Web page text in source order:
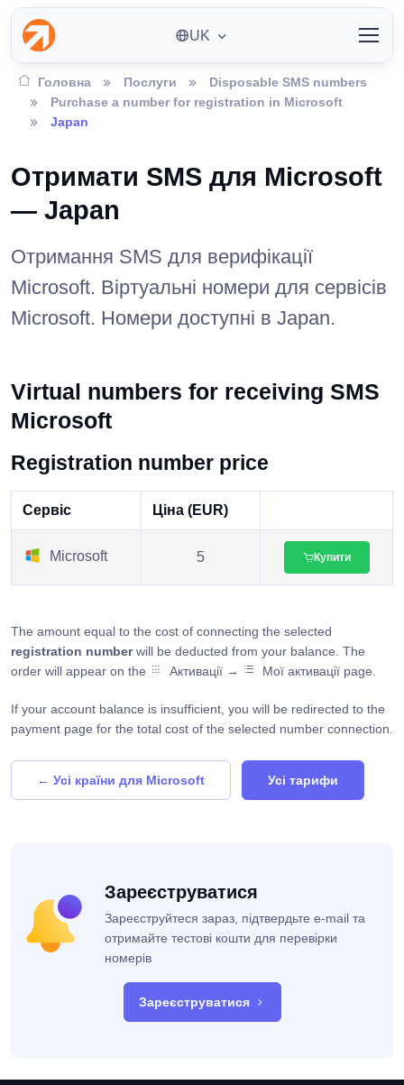
UK
Головна Послуги
Disposable SMS numbers
Purchase a number for registration in Microsoft
Japan
Отримати SMS для Microsoft
— Japan
Отримання SMS для верифікації
Microsoft. Віртуальні номери для сервісів
Microsoft. Номери доступні в Japan.
Virtual numbers for receiving SMS
Microsoft
Registration number price
Сервіс Ціна (EUR)
Microsoft 5 Купити
The amount equal to the cost of connecting the selected
registration numberwill be deducted from your balance. The
order will appear on the
Активації → Мої активації page.
If your account balance is insufficient, you will be redirected to the
payment page for the total cost of the selected number connection.
← Усі країни для Microsoft Усі тарифи
Зареєструватися
Зареєструйтеся зараз, підтвердьте e-mail та
отримайте тестові кошти для перевірки
номерів
Зареєструватися